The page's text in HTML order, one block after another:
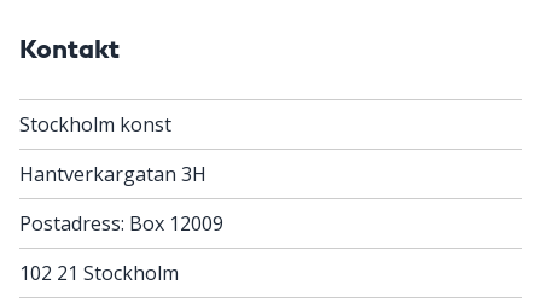
Kontakt
Stockholm konst
Hantverkargatan 3H
Postadress: Box 12009
102 21 Stockholm